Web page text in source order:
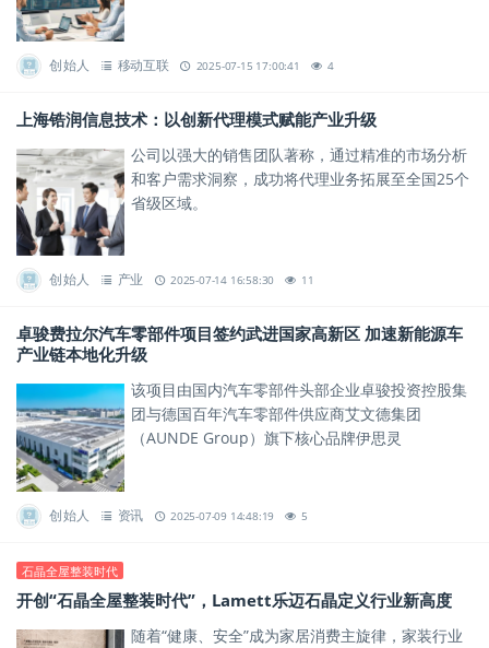
创始人 移动互联 2025-07-15 17:00:41 4
上海锆润信息技术：以创新代理模式赋能产业升级
公司以强大的销售团队著称，通过精准的市场分析
和客户需求洞察，成功将代理业务拓展至全国25个
省级区域。
创始人 产业 2025-07-14 16:58:30 11
卓骏费拉尔汽车零部件项目签约武进国家高新区 加速新能源车
产业链本地化升级
该项目由国内汽车零部件头部企业卓骏投资控股集
团与德国百年汽车零部件供应商艾文德集团
（AUNDE Group）旗下核心品牌伊思灵
创始人 资讯 2025-07-09 14:48:19 5
石晶全屋整装时代
开创“石晶全屋整装时代”，Lamett乐迈石晶定义行业新高度
随着“健康、安全”成为家居消费主旋律，家装行业